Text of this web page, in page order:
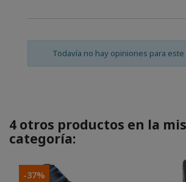
Todavía no hay opiniones para
4 otros productos en la
categoría:
-37%